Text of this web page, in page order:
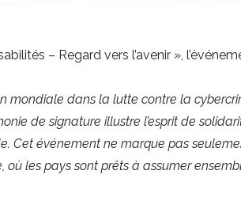
– Regard vers l’avenir »,
mondiale dans la lutte contre la
de signature illustre l’esprit de
Cet événement ne marque pas
les pays sont prêts à assumer